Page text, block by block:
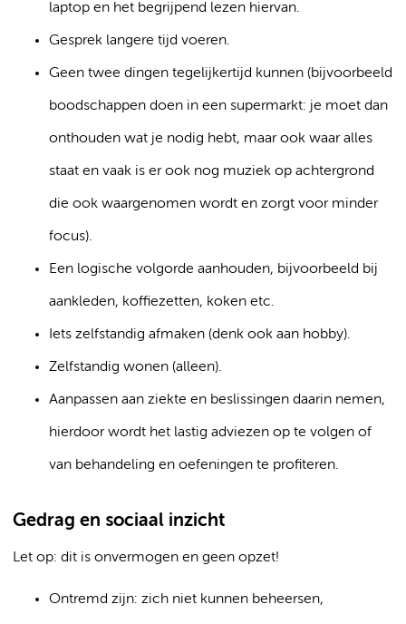
laptop en het begrijpend lezen hiervan.
Gesprek langere tijd voeren.
Geen twee dingen tegelijkertijd kunnen (bijvoorbeeld
boodschappen doen in een supermarkt: je moet dan
onthouden wat je nodig hebt, maar ook waar alles
staat en vaak is er ook nog muziek op achtergrond
die ook waargenomen wordt en zorgt voor minder
focus).
Een logische volgorde aanhouden, bijvoorbeeld bij
aankleden, koffiezetten, koken etc.
Iets zelfstandig afmaken (denk ook aan hobby).
Zelfstandig wonen (alleen).
Aanpassen aan ziekte en beslissingen daarin nemen,
hierdoor wordt het lastig adviezen op te volgen of
van behandeling en oefeningen te profiteren.
Gedrag en sociaal inzicht
Let op: dit is onvermogen en geen opzet!
Ontremd zijn: zich niet kunnen beheersen,